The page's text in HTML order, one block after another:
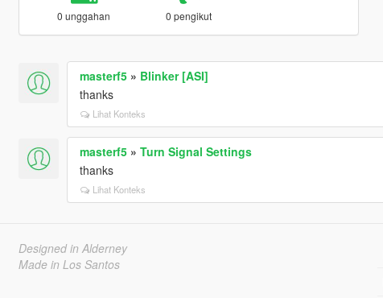
0 unggahan 0 pengikut
masterf5» Blinker [ASI]
thanks
Lihat Konteks
masterf5» Turn Signal Settings
thanks
Lihat Konteks
Designed in Alderney
Made in Los Santos